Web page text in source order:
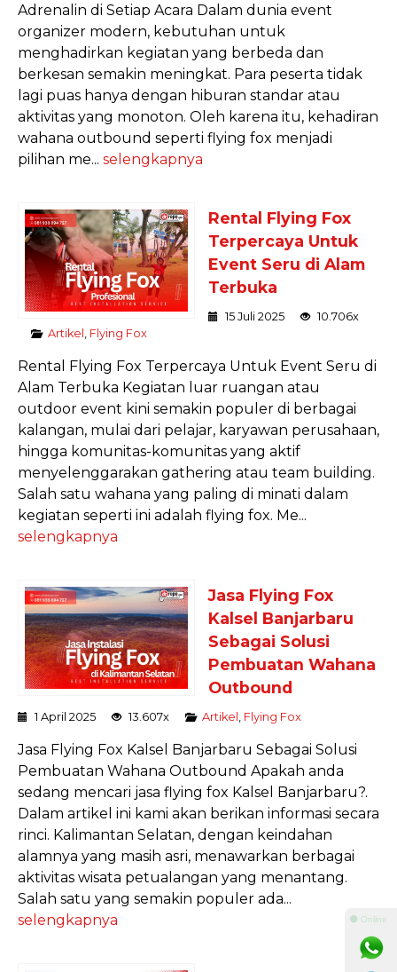
Adrenalin di Setiap Acara Dalam dunia event
organizer modern, kebutuhan untuk
menghadirkan kegiatan yang berbeda dan
berkesan semakin meningkat. Para peserta tidak
lagi puas hanya dengan hiburan standar atau
aktivitas yang monoton. Oleh karena itu, kehadiran
wahana outbound seperti flying fox menjadi
pilihan me... selengkapnya
Rental Flying Fox
Terpercaya Untuk
Event Seru di Alam
Terbuka
15 Juli 2025
10.706x
Artikel
Flying Fox
Rental Flying Fox Terpercaya Untuk Event Seru di
Alam Terbuka Kegiatan luar ruangan atau
outdoor event kini semakin populer di berbagai
kalangan, mulai dari pelajar, karyawan perusahaan,
hingga komunitas-komunitas yang aktif
menyelenggarakan gathering atau team building.
Salah satu wahana yang paling di minati dalam
kegiatan seperti ini adalah flying fox. Me...
selengkapnya
Jasa Flying Fox
Kalsel Banjarbaru
Sebagai Solusi
Pembuatan Wahana
Outbound
1 April 2025 13.607x Artikel Flying Fox
Jasa Flying Fox Kalsel Banjarbaru Sebagai Solusi
Pembuatan Wahana Outbound Apakah anda
sedang mencari jasa flying fox Kalsel Banjarbaru?.
Dalam artikel ini kami akan berikan informasi secara
rinci. Kalimantan Selatan, dengan keindahan
alamnya yang masih asri, menawarkan berbagai
aktivitas wisata petualangan yang menantang.
Salah satu yang semakin populer ada...
selengkapnya
⚫ Online